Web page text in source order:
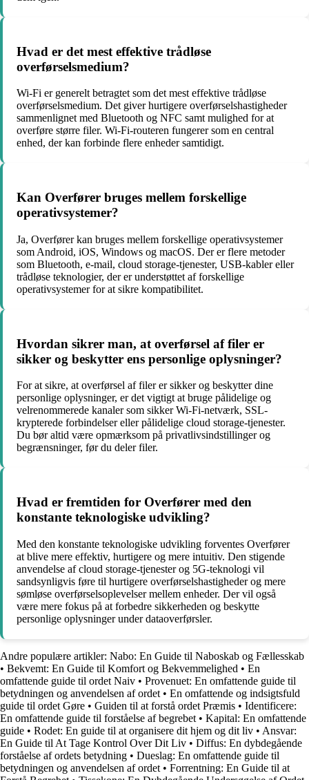
Hvad er det mest effektive trådløse
overførselsmedium?
Wi-Fi er generelt betragtet som det mest effektive trådløse
overførselsmedium. Det giver hurtigere overførselshastigheder
sammenlignet med Bluetooth og NFC samt mulighed for at
overføre større filer. Wi-Fi-routeren fungerer som en central
enhed, der kan forbinde flere enheder samtidigt.
Kan Overfører bruges mellem forskellige
operativsystemer?
Ja, Overfører kan bruges mellem forskellige operativsystemer
som Android, iOS, Windows og macOS. Der er flere metoder
som Bluetooth, e-mail, cloud storage-tjenester, USB-kabler eller
trådløse teknologier, der er understøttet af forskellige
operativsystemer for at sikre kompatibilitet.
Hvordan sikrer man, at overførsel af filer er
sikker og beskytter ens personlige oplysninger?
For at sikre, at overførsel af filer er sikker og beskytter dine
personlige oplysninger, er det vigtigt at bruge pålidelige og
velrenommerede kanaler som sikker Wi-Fi-netværk, SSL-
krypterede forbindelser eller pålidelige cloud storage-tjenester.
Du bør altid være opmærksom på privatlivsindstillinger og
begrænsninger, før du deler filer.
Hvad er fremtiden for Overfører med den
konstante teknologiske udvikling?
Med den konstante teknologiske udvikling forventes Overfører
at blive mere effektiv, hurtigere og mere intuitiv. Den stigende
anvendelse af cloud storage-tjenester og 5G-teknologi vil
sandsynligvis føre til hurtigere overførselshastigheder og mere
sømløse overførselsoplevelser mellem enheder. Der vil også
være mere fokus på at forbedre sikkerheden og beskytte
personlige oplysninger under dataoverførsler.
Andre populære artikler: Nabo: En Guide til Naboskab og Fællesskab
• Bekvemt: En Guide til Komfort og Bekvemmelighed • En
omfattende guide til ordet Naiv • Provenuet: En omfattende guide til
betydningen og anvendelsen af ordet • En omfattende og indsigtsfuld
guide til ordet Gøre • Guiden til at forstå ordet Præmis • Identificere:
En omfattende guide til forståelse af begrebet • Kapital: En omfattende
guide • Rodet: En guide til at organisere dit hjem og dit liv • Ansvar:
En Guide til At Tage Kontrol Over Dit Liv • Diffus: En dybdegående
forståelse af ordets betydning • Dueslag: En omfattende guide til
betydningen og anvendelsen af ordet • Forrentning: En Guide til at